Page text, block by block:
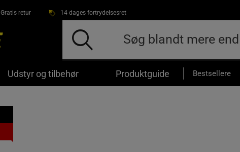
Gratis retur 14 dages fortrydelsesret
Udstyr og tilbehør Produktguide Bestsellere